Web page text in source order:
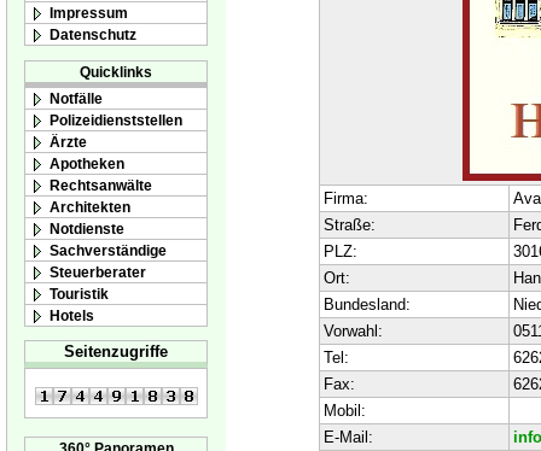
Impressum
Datenschutz
Quicklinks
Notfälle
Polizeidienststellen
Ärzte
Apotheken
Rechtsanwälte
Architekten
Notdienste
Sachverständige
Steuerberater
Touristik
Hotels
Seitenzugriffe
Firma:
Straße:
PLZ:
Ort:
Bundesland:
Vorwahl:
Tel:
Fax:
Mobil:
E-Mail: